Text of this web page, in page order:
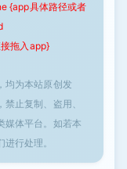
{app具体路径或者
拖入app}
均为本站原创发
止复制、盗用、
媒体平台。如若本
行处理。